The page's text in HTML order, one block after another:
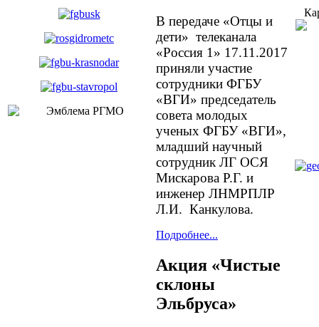
В передаче «Отцы и
дети» телеканала
«Россия 1» 17.11.2017
приняли участие
сотрудники ФГБУ
«ВГИ» председатель
совета молодых
ученых ФГБУ «ВГИ»,
младший научный
сотрудник ЛГ ОСЯ
Мискарова Р.Г. и
инженер ЛНМРПЛР
Л.И. Канкулова.
Подробнее...
Акция «Чистые
склоны
Эльбруса»